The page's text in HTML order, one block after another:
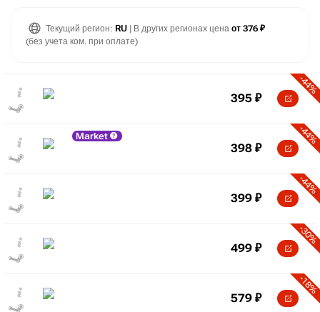
Текущий регион: RU | В других регионах цена от 376 ₽
(без учета ком. при оплате)
-44%
395 ₽
Market -44%
398 ₽
-44%
399 ₽
-30%
499 ₽
-18%
579 ₽